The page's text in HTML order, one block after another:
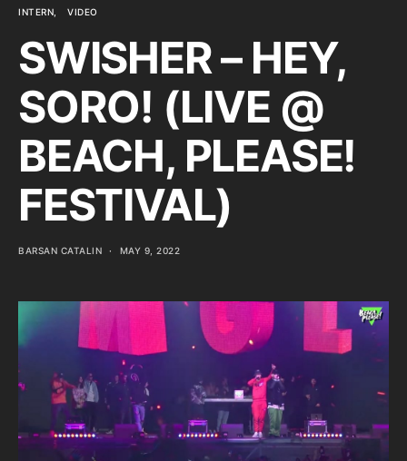
INTERN VIDEO
SWISHER – HEY,
SORO! (LIVE @
BEACH, PLEASE!
FESTIVAL)
BARSAN CATALIN MAY 9, 2022